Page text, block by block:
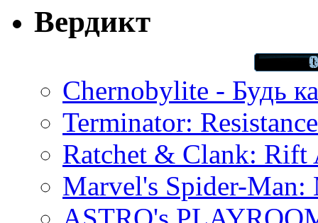
Вердикт
Chernobylite - Будь
Terminator:
Ratchet & Clank: Rift
Marvel's Spider-Man: